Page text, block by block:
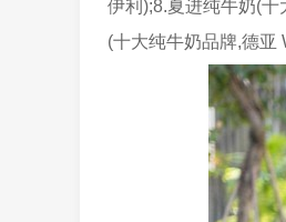
伊利);8.夏进纯牛奶(
(十大纯牛奶品牌,德亚